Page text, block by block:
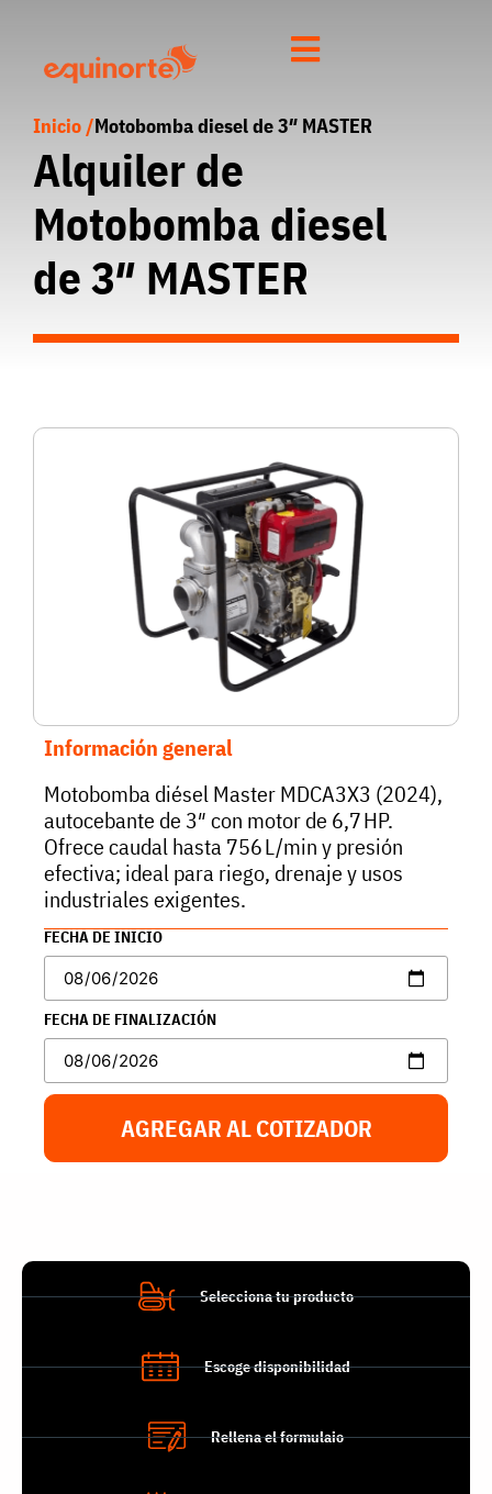
Inicio /Motobomba diesel de 3″ MASTER
Alquiler de
Motobomba diesel
de 3″ MASTER
Información general
Motobomba diésel Master MDCA3X3 (2024),
autocebante de 3″ con motor de 6,7 HP.
Ofrece caudal hasta 756 L/min y presión
efectiva; ideal para riego, drenaje y usos
industriales exigentes.
FECHA DE INICIO
FECHA DE FINALIZACIÓN
AGREGAR AL COTIZADOR
Selecciona tu producto
Escoge disponibilidad
Rellena el formulaio